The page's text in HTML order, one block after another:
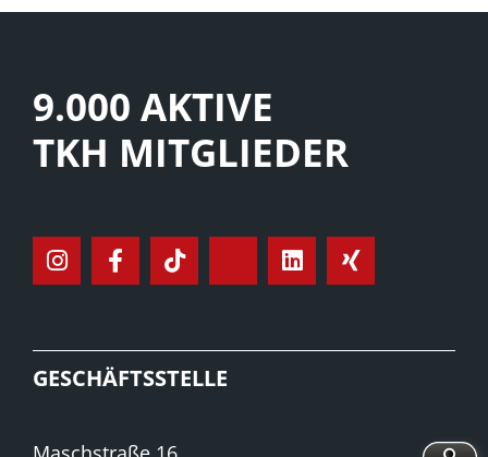
9.000 AKTIVE
TKH MITGLIEDER
GESCHÄFTSSTELLE